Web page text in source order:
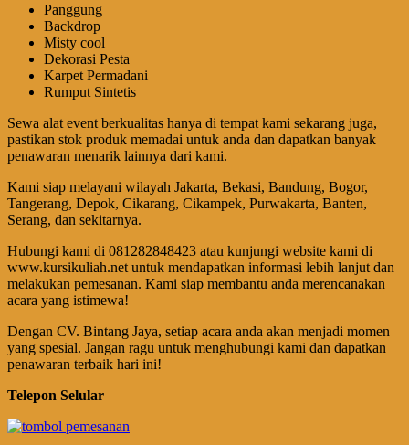
Panggung
Backdrop
Misty cool
Dekorasi Pesta
Karpet Permadani
Rumput Sintetis
Sewa alat event berkualitas hanya di tempat kami sekarang juga,
pastikan stok produk memadai untuk anda dan dapatkan banyak
penawaran menarik lainnya dari kami.
Kami siap melayani wilayah Jakarta, Bekasi, Bandung, Bogor,
Tangerang, Depok, Cikarang, Cikampek, Purwakarta, Banten,
Serang, dan sekitarnya.
Hubungi kami di 081282848423 atau kunjungi website kami di
www.kursikuliah.net untuk mendapatkan informasi lebih lanjut dan
melakukan pemesanan. Kami siap membantu anda merencanakan
acara yang istimewa!
Dengan CV. Bintang Jaya, setiap acara anda akan menjadi momen
yang spesial. Jangan ragu untuk menghubungi kami dan dapatkan
penawaran terbaik hari ini!
Telepon Selular